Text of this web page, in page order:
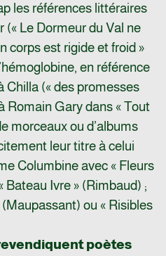
les références littéraires
(« Le Dormeur du Val ne
corps est rigide et froid »
en référence
Chilla (« des promesses
Romain Gary dans « Tout
morceaux ou d’albums
leur titre à celui
Columbine avec « Fleurs
Bateau Ivre » (Rimbaud) ;
ou « Risibles
poètes